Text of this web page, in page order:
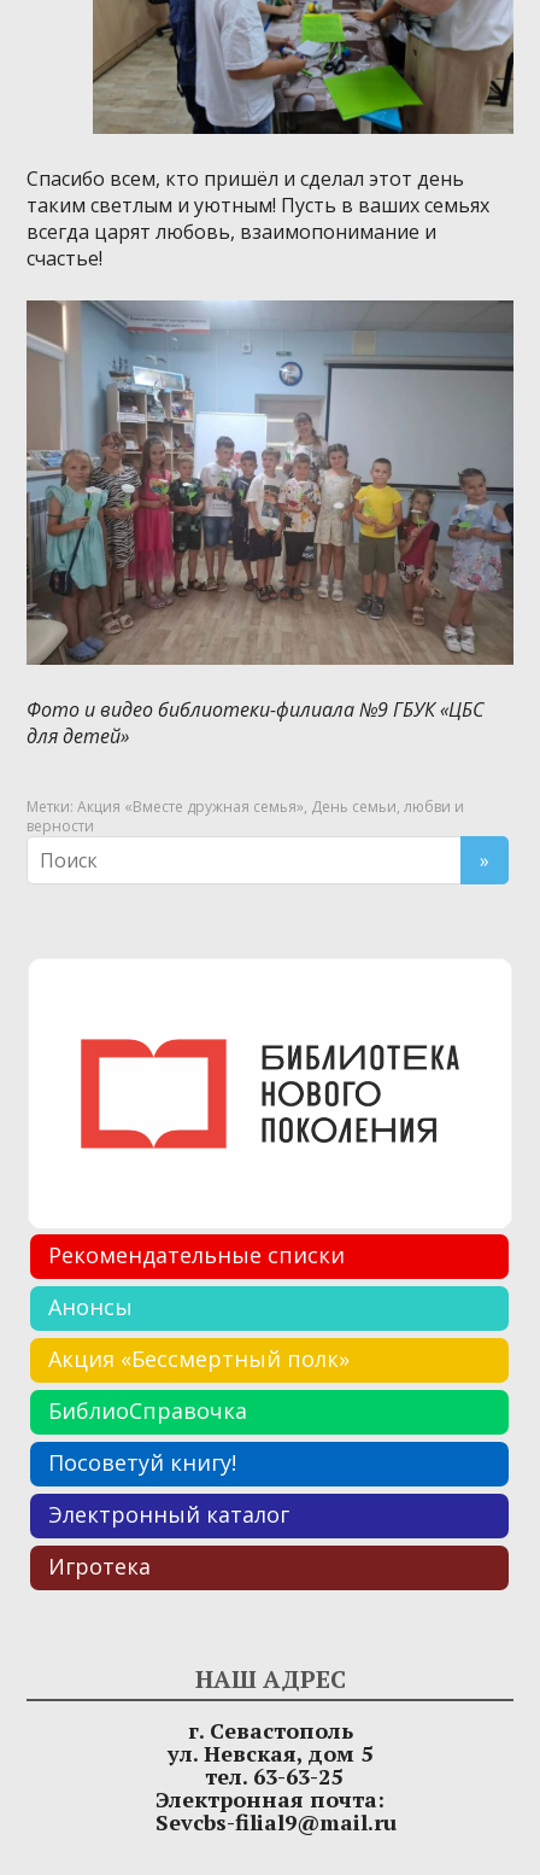
Спасибо всем, кто пришёл и сделал этот день
таким светлым и уютным! Пусть в ваших семьях
всегда царят любовь, взаимопонимание и
счастье!
Фото и видео библиотеки-филиала №9 ГБУК «ЦБС
для детей»
Метки:Акция «Вместе дружная семья», День семьи,любви и
верности
Рекомендательные списки
Анонсы
Акция «Бессмертный полк»
БиблиоСправочка
Посоветуй книгу!
Электронный каталог
Игротека
НАШ АДРЕС
г. Севастополь
ул. Невская, дом 5
тел. 63-63-25
Электронная почта:
Sevcbs-filial9@mail.ru